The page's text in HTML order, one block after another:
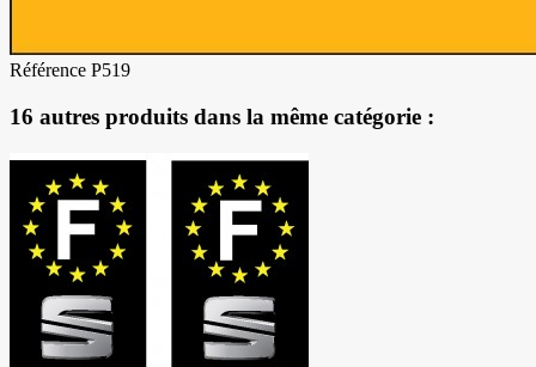
Référence P519
16 autres produits dans la même catégorie :